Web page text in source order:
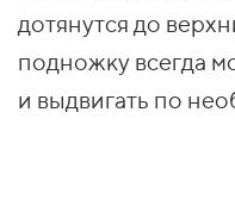
дотянутся до
подножку всегда
и выдвигать по